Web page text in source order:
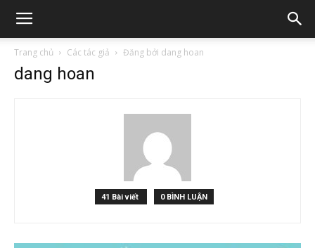
Trang chủ Các tác giả Đăng bởi dang hoan
dang hoan
41 Bài viết 0 BÌNH LUẬN